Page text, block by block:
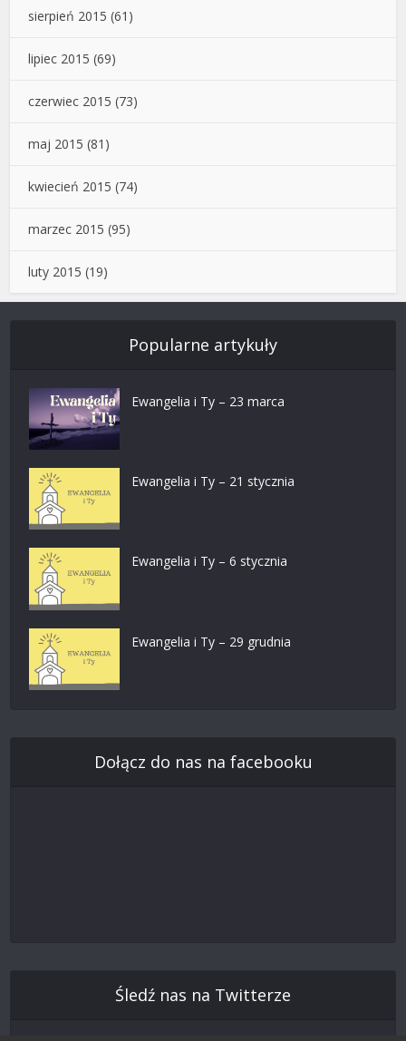
sierpień 2015 (61)
lipiec 2015 (69)
czerwiec 2015 (73)
maj 2015 (81)
kwiecień 2015 (74)
marzec 2015 (95)
luty 2015 (19)
Popularne artykuły
Ewangelia i Ty – 23 marca
Ewangelia i Ty – 21 stycznia
Ewangelia i Ty – 6 stycznia
Ewangelia i Ty – 29 grudnia
Dołącz do nas na facebooku
Śledź nas na Twitterze